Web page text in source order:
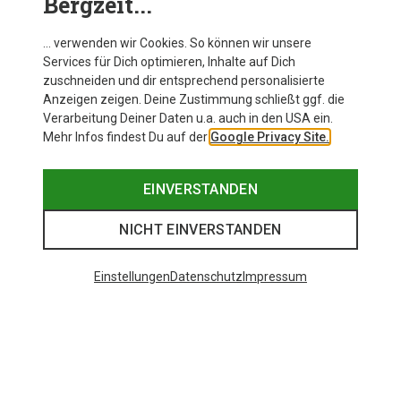
… verwenden wir Cookies. So können wir unsere
Services für Dich optimieren, Inhalte auf Dich
zuschneiden und dir entsprechend personalisierte
Anzeigen zeigen. Deine Zustimmung schließt ggf. die
Verarbeitung Deiner Daten u.a. auch in den USA ein.
Mehr Infos findest Du auf der Google Privacy Site.
EINVERSTANDEN
NICHT EINVERSTANDEN
EinstellungenDatenschutz Impressum